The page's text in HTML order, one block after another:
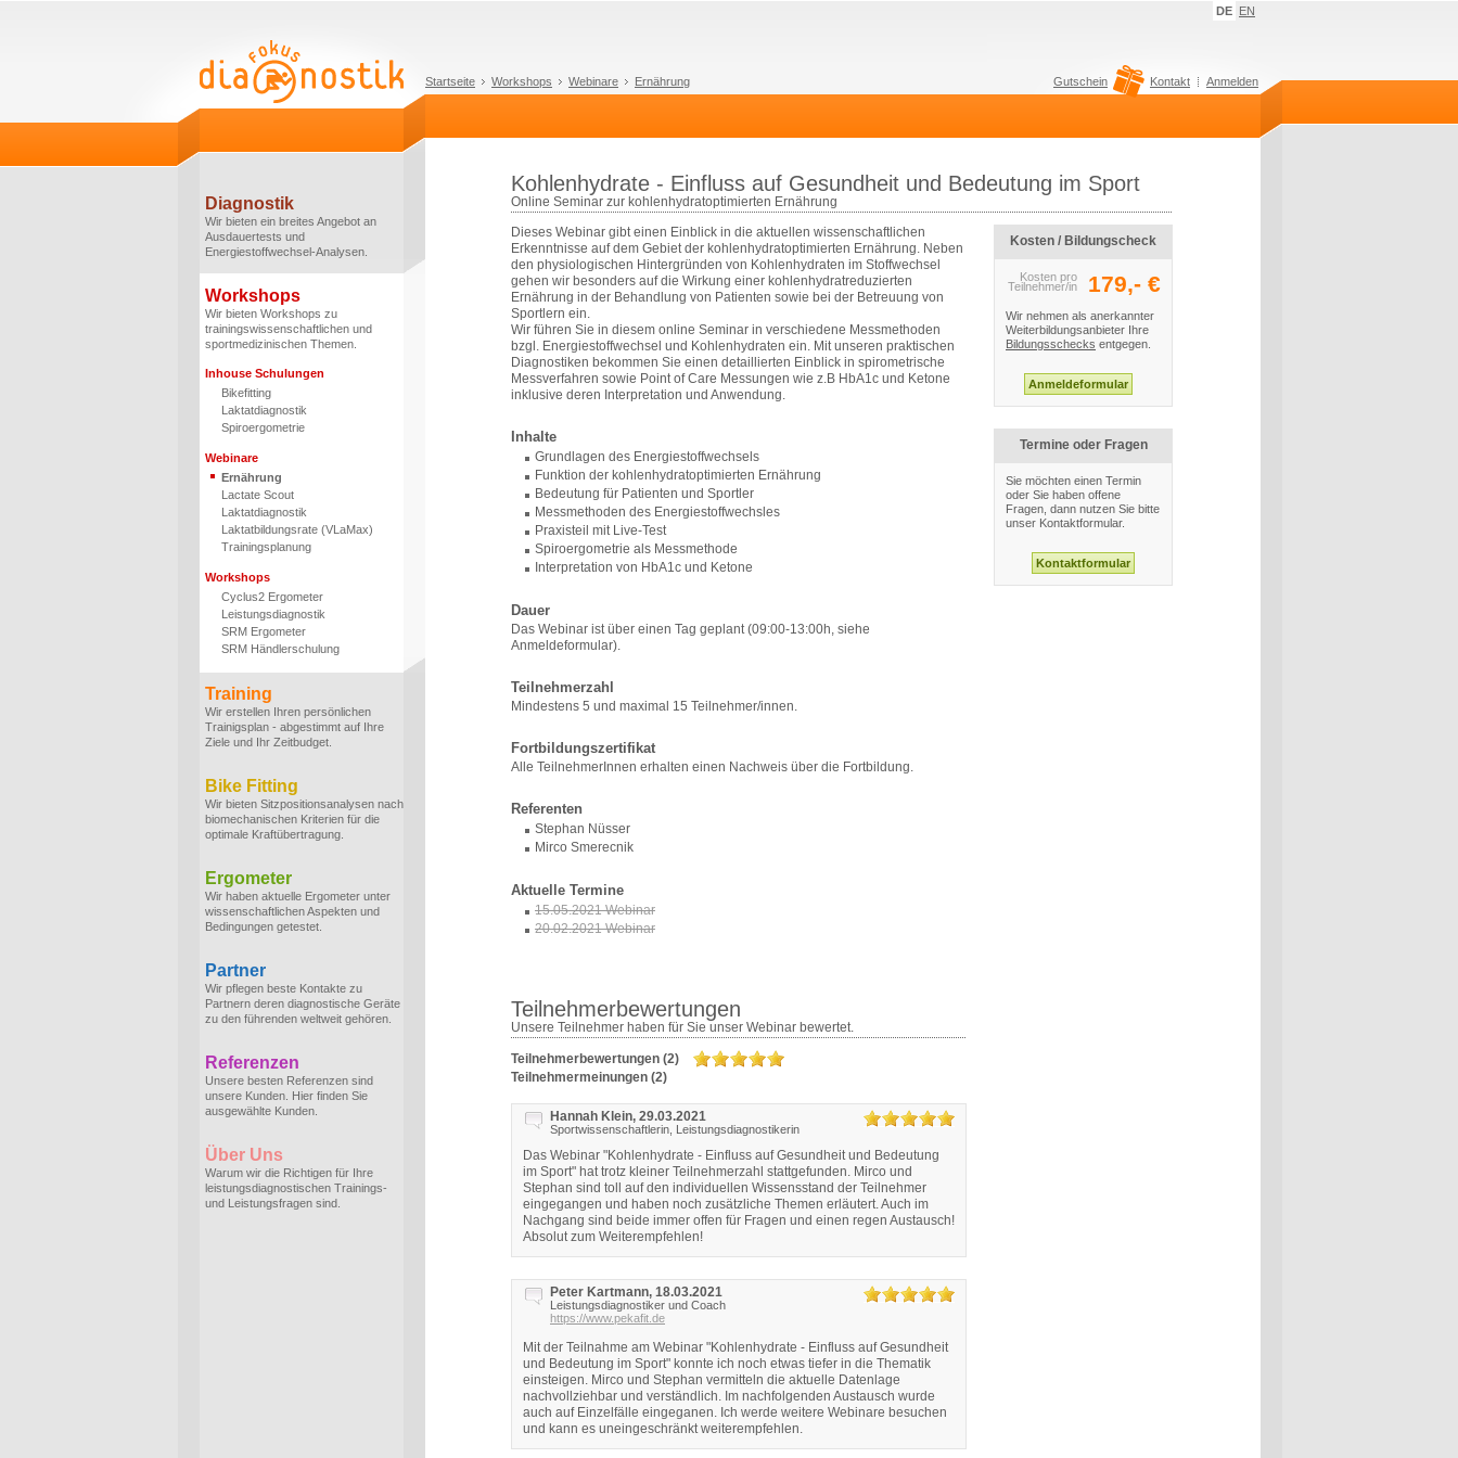
DE EN
Startseite Workshops Webinare Ernährung Gutschein Kontakt Anmelden
Diagnostik
Wir bieten ein breites Angebot an
Ausdauertests und
Energiestoffwechsel-Analysen.
Workshops
Wir bieten Workshops zu
trainingswissenschaftlichen und
sportmedizinischen Themen.
Inhouse Schulungen
Bikefitting
Laktatdiagnostik
Spiroergometrie
Webinare
Ernährung
Lactate Scout
Laktatdiagnostik
Laktatbildungsrate (VLaMax)
Trainingsplanung
Workshops
Cyclus2 Ergometer
Leistungsdiagnostik
SRM Ergometer
SRM Händlerschulung
Training
Wir erstellen Ihren persönlichen
Trainigsplan - abgestimmt auf Ihre
Ziele und Ihr Zeitbudget.
Bike Fitting
Wir bieten Sitzpositionsanalysen nach
biomechanischen Kriterien für die
optimale Kraftübertragung.
Ergometer
Wir haben aktuelle Ergometer unter
wissenschaftlichen Aspekten und
Bedingungen getestet.
Partner
Wir pflegen beste Kontakte zu
Partnern deren diagnostische Geräte
zu den führenden weltweit gehören.
Referenzen
Unsere besten Referenzen sind
unsere Kunden. Hier finden Sie
ausgewählte Kunden.
Über Uns
Warum wir die Richtigen für Ihre
leistungsdiagnostischen Trainings-
und Leistungsfragen sind.
Kohlenhydrate - Einfluss auf Gesundheit und Bedeutung im Sport
Online Seminar zur kohlenhydratoptimierten Ernährung
Dieses Webinar gibt einen Einblick in die aktuellen wissenschaftlichen
Erkenntnisse auf dem Gebiet der kohlenhydratoptimierten Ernährung. Neben
den physiologischen Hintergründen von Kohlenhydraten im Stoffwechsel
gehen wir besonders auf die Wirkung einer kohlenhydratreduzierten
Ernährung in der Behandlung von Patienten sowie bei der Betreuung von
Sportlern ein.
Wir führen Sie in diesem online Seminar in verschiedene Messmethoden
bzgl. Energiestoffwechsel und Kohlenhydraten ein. Mit unseren praktischen
Diagnostiken bekommen Sie einen detaillierten Einblick in spirometrische
Messverfahren sowie Point of Care Messungen wie z.B HbA1c und Ketone
inklusive deren Interpretation und Anwendung.
Inhalte
Grundlagen des Energiestoffwechsels
Funktion der kohlenhydratoptimierten Ernährung
Bedeutung für Patienten und Sportler
Messmethoden des Energiestoffwechsles
Praxisteil mit Live-Test
Spiroergometrie als Messmethode
Interpretation von HbA1c und Ketone
Dauer
Das Webinar ist über einen Tag geplant (09:00-13:00h, siehe
Anmeldeformular).
Teilnehmerzahl
Mindestens 5 und maximal 15 Teilnehmer/innen.
Fortbildungszertifikat
Alle TeilnehmerInnen erhalten einen Nachweis über die Fortbildung.
Referenten
Stephan Nüsser
Mirco Smerecnik
Aktuelle Termine
15.05.2021 Webinar
20.02.2021 Webinar
Teilnehmerbewertungen
Unsere Teilnehmer haben für Sie unser Webinar bewertet.
Teilnehmerbewertungen (2)
Teilnehmermeinungen (2)
Hannah Klein, 29.03.2021
Sportwissenschaftlerin, Leistungsdiagnostikerin
Das Webinar "Kohlenhydrate - Einfluss auf Gesundheit und Bedeutung
im Sport" hat trotz kleiner Teilnehmerzahl stattgefunden. Mirco und
Stephan sind toll auf den individuellen Wissensstand der Teilnehmer
eingegangen und haben noch zusätzliche Themen erläutert. Auch im
Nachgang sind beide immer offen für Fragen und einen regen Austausch!
Absolut zum Weiterempfehlen!
Peter Kartmann, 18.03.2021
Leistungsdiagnostiker und Coach
https://www.pekafit.de
Mit der Teilnahme am Webinar "Kohlenhydrate - Einfluss auf Gesundheit
und Bedeutung im Sport" konnte ich noch etwas tiefer in die Thematik
einsteigen. Mirco und Stephan vermitteln die aktuelle Datenlage
nachvollziehbar und verständlich. Im nachfolgenden Austausch wurde
auch auf Einzelfälle eingeganen. Ich werde weitere Webinare besuchen
und kann es uneingeschränkt weiterempfehlen.
Kosten / Bildungscheck
179,- €
Kosten pro
Teilnehmer/in
Wir nehmen als anerkannter
Weiterbildungsanbieter Ihre
Bildungsschecks entgegen.
Termine oder Fragen
Sie möchten einen Termin
oder Sie haben offene
Fragen, dann nutzen Sie bitte
unser Kontaktformular.